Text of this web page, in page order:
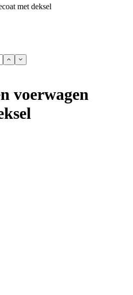
met deksel
voerwagen